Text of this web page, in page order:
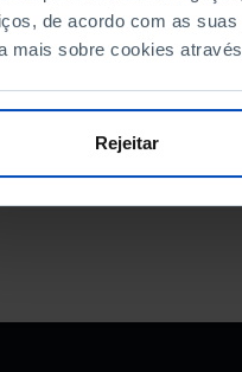
de acordo com as
mais sobre cookies
Rejeitar